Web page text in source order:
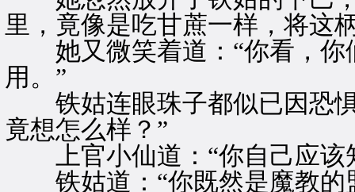
里，竟像是吃甘蔗一样，将这
她又微笑着道：“你看，你
用。”
铁姑连眼珠子都似已因恐
竟想怎么样？”
上官小仙道：“你自己应该
铁姑道：“你既然是魔教的